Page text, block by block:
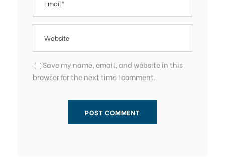
Save my name, email, and website in this
browser for the next time I comment.